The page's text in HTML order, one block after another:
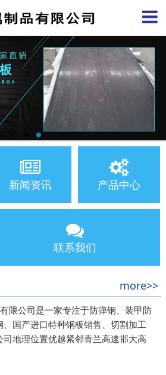
新闻资讯 产品中心
联系我们
more>>
公司是一家专注于防弹钢、装甲防
国产进口特种钢板销售、切割加工
地理位置优越紧邻青兰高速邯大高